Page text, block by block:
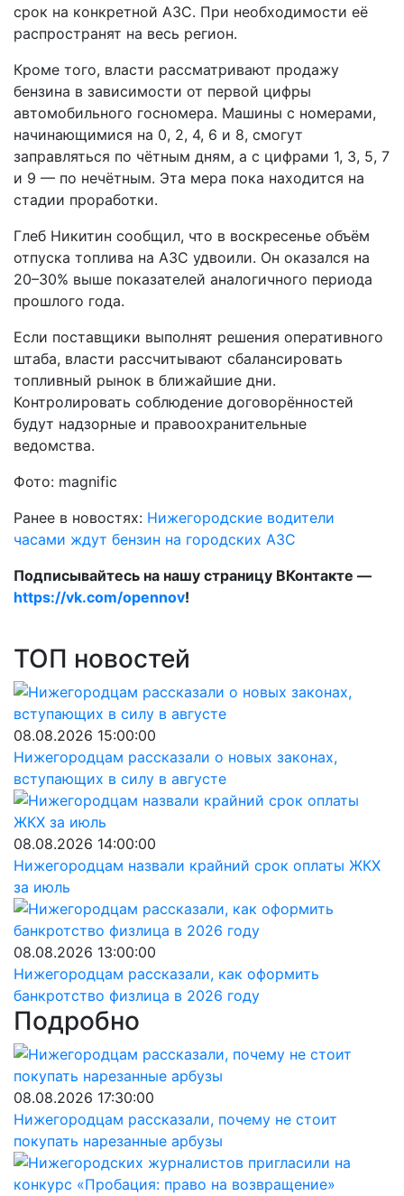
срок на конкретной АЗС. При необходимости её
распространят на весь регион.
Кроме того, власти рассматривают продажу
бензина в зависимости от первой цифры
автомобильного госномера. Машины с номерами,
начинающимися на 0, 2, 4, 6 и 8, смогут
заправляться по чётным дням, а с цифрами 1, 3, 5, 7
и 9 — по нечётным. Эта мера пока находится на
стадии проработки.
Глеб Никитин сообщил, что в воскресенье объём
отпуска топлива на АЗС удвоили. Он оказался на
20–30% выше показателей аналогичного периода
прошлого года.
Если поставщики выполнят решения оперативного
штаба, власти рассчитывают сбалансировать
топливный рынок в ближайшие дни.
Контролировать соблюдение договорённостей
будут надзорные и правоохранительные
ведомства.
Фото: magnific
Ранее в новостях: Нижегородские водители
часами ждут бензин на городских АЗС
Подписывайтесь на нашу страницу ВКонтакте —
https://vk.com/opennov!
ТОП новостей
08.08.2026 15:00:00
Нижегородцам рассказали о новых законах,
вступающих в силу в августе
08.08.2026 14:00:00
Нижегородцам назвали крайний срок оплаты ЖКХ
за июль
08.08.2026 13:00:00
Нижегородцам рассказали, как оформить
банкротство физлица в 2026 году
Подробно
08.08.2026 17:30:00
Нижегородцам рассказали, почему не стоит
покупать нарезанные арбузы